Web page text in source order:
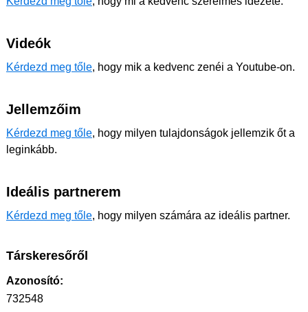
Videók
Kérdezd meg tőle, hogy mik a kedvenc zenéi a Youtube-on.
Jellemzőim
Kérdezd meg tőle, hogy milyen tulajdonságok jellemzik őt a
leginkább.
Ideális partnerem
Kérdezd meg tőle, hogy milyen számára az ideális partner.
Társkeresőről
Azonosító:
732548